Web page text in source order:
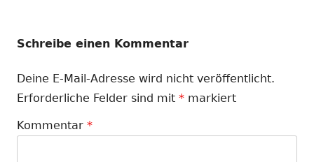
Schreibe einen Kommentar
Deine E-Mail-Adresse wird nicht veröffentlicht.
Erforderliche Felder sind mit * markiert
Kommentar *